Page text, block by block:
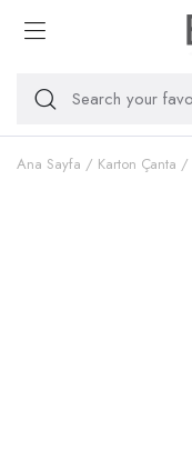
Ana Sayfa Karton Çanta